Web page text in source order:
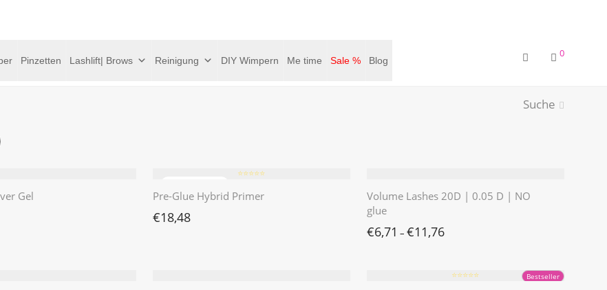
Pinzetten Lashlift| Brows Reinigung DIY Wimpern Me time Sale % Blog
0
Suche
Gel
⭐️⭐️⭐️⭐️⭐️
Pre-Glue Hybrid Primer
€18,48
Volume Lashes 20D | 0.05 D | NO
glue
€6,71 – €11,76
Bestseller
⭐️⭐️⭐️⭐️⭐️